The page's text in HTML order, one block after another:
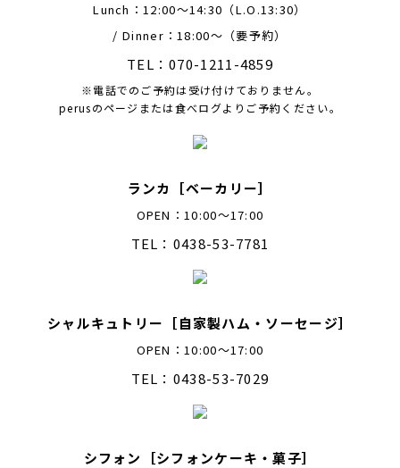
Lunch：12:00〜14:30（L.O.13:30）
/ Dinner：18:00〜（要予約）
TEL：070-1211-4859
※電話でのご予約は受け付けておりません。
perusのページまたは食べログよりご予約ください。
ランカ［ベーカリー］
OPEN：10:00～17:00
TEL：0438-53-7781
シャルキュトリー［自家製ハム・ソーセージ］
OPEN：10:00～17:00
TEL：0438-53-7029
シフォン［シフォンケーキ・菓子］